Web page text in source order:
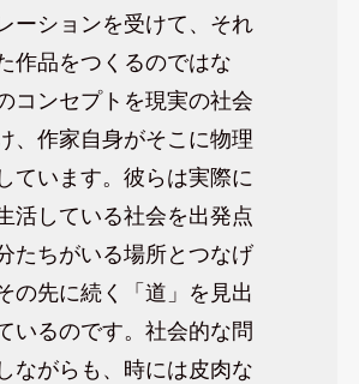
ーションを受けて、それ
作品をつくるのではな
コンセプトを現実の社会
、作家自身がそこに物理
ています。彼らは実際に
活している社会を出発点
たちがいる場所とつなげ
の先に続く「道」を見出
いるのです。社会的な問
ながらも、時には皮肉な